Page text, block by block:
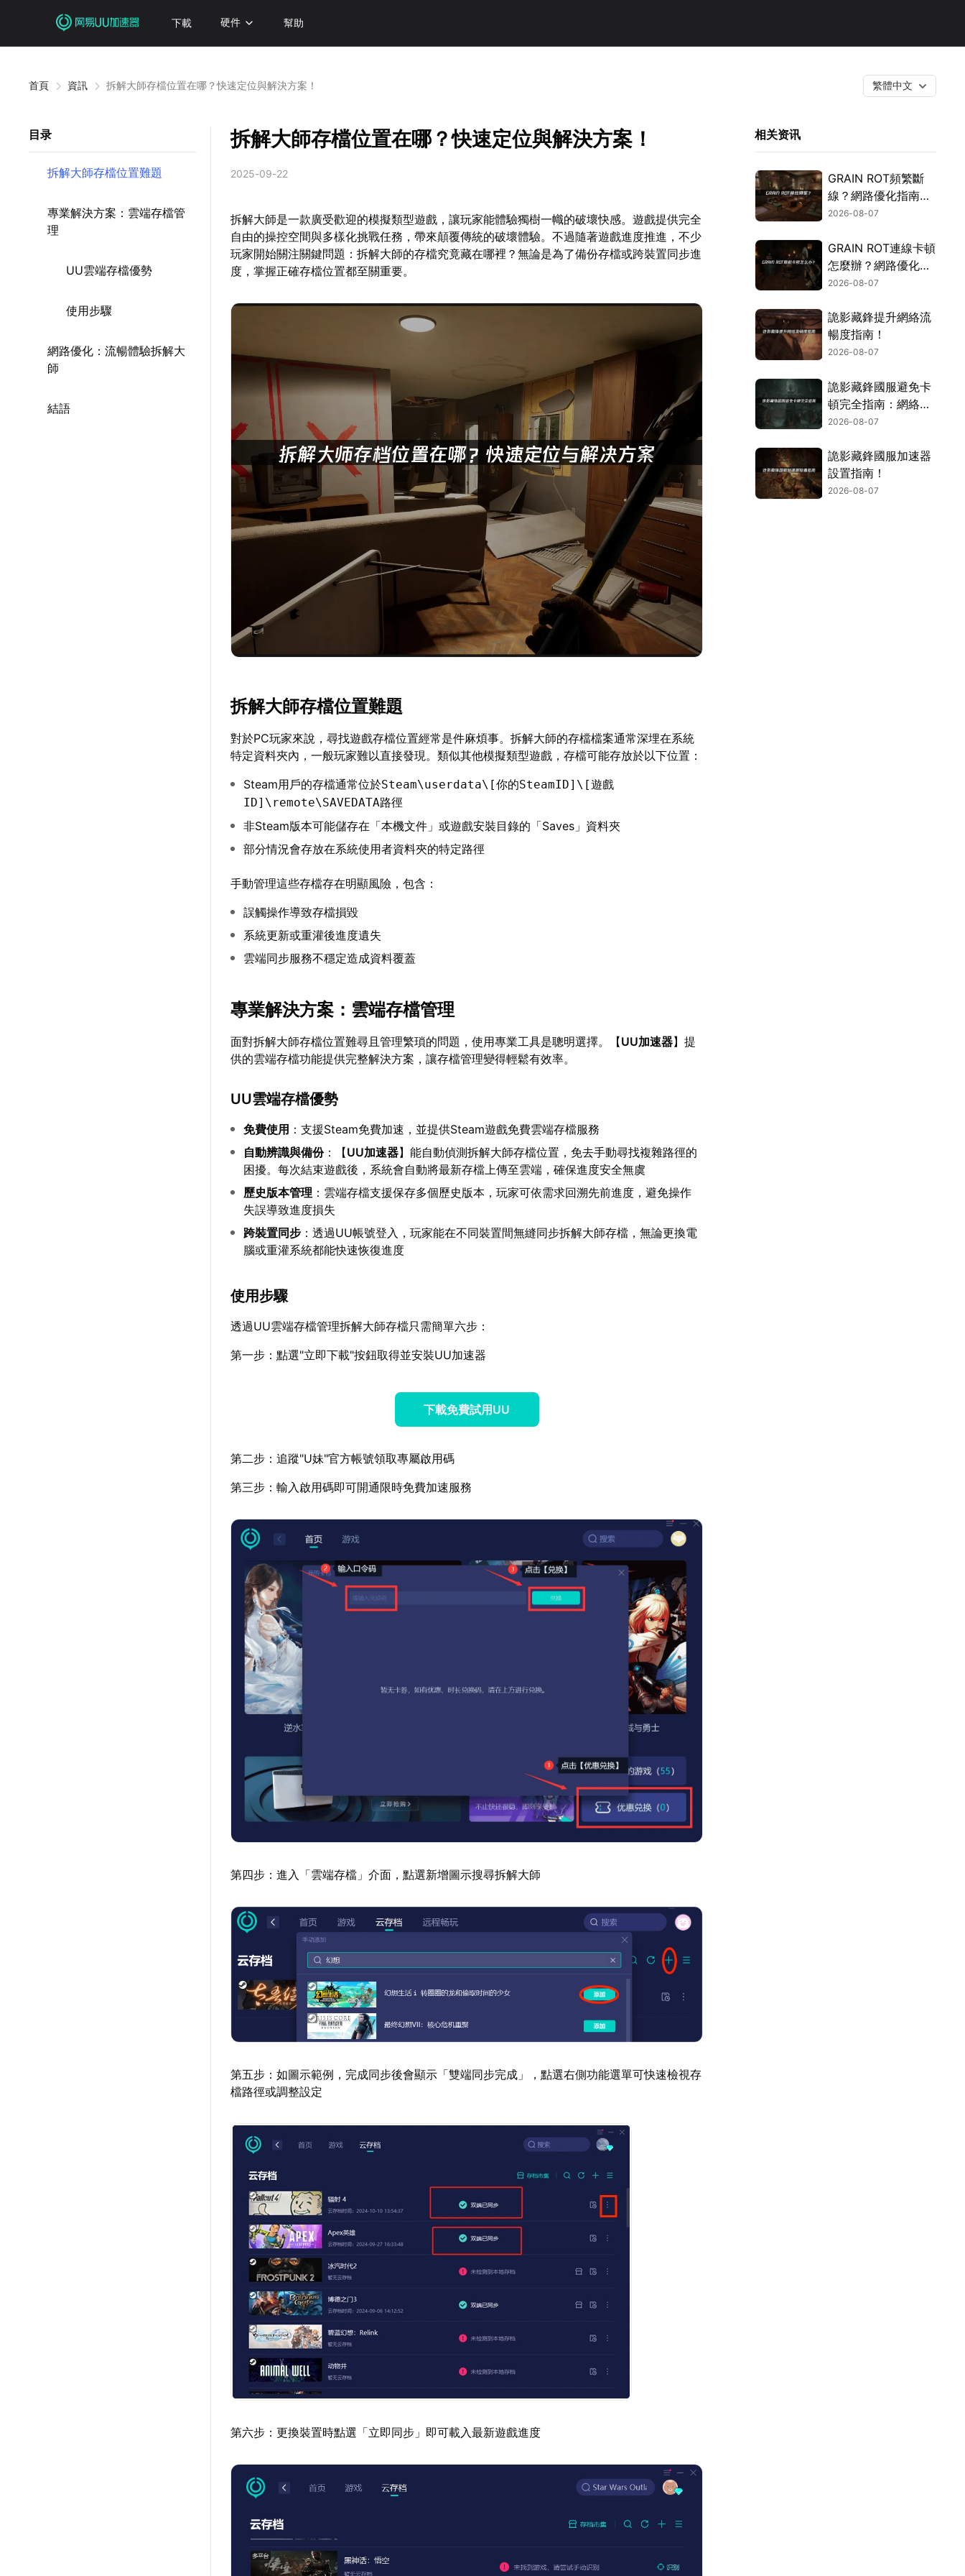
下載 硬件 幫助
首頁 資訊 拆解大師存檔位置在哪？快速定位與解決方案！ 繁體中文
目录
拆解大師存檔位置難題
專業解決方案：雲端存檔管
理
UU雲端存檔優勢
使用步驟
網路優化：流暢體驗拆解大
師
結語
拆解大師存檔位置在哪？快速定位與解決方案！
2025-09-22
拆解大師是一款廣受歡迎的模擬類型遊戲，讓玩家能體驗獨樹一幟的破壞快感。遊戲提供完全
自由的操控空間與多樣化挑戰任務，帶來顛覆傳統的破壞體驗。不過隨著遊戲進度推進，不少
玩家開始關注關鍵問題：拆解大師的存檔究竟藏在哪裡？無論是為了備份存檔或跨裝置同步進
度，掌握正確存檔位置都至關重要。
拆解大師存檔位置難題
對於PC玩家來說，尋找遊戲存檔位置經常是件麻煩事。拆解大師的存檔檔案通常深埋在系統
特定資料夾內，一般玩家難以直接發現。類似其他模擬類型遊戲，存檔可能存放於以下位置：
Steam用戶的存檔通常位於Steam\userdata\[你的SteamID]\[遊戲
ID]\remote\SAVEDATA路徑
非Steam版本可能儲存在「本機文件」或遊戲安裝目錄的「Saves」資料夾
部分情況會存放在系統使用者資料夾的特定路徑
手動管理這些存檔存在明顯風險，包含：
誤觸操作導致存檔損毀
系統更新或重灌後進度遺失
雲端同步服務不穩定造成資料覆蓋
專業解決方案：雲端存檔管理
面對拆解大師存檔位置難尋且管理繁瑣的問題，使用專業工具是聰明選擇。【UU加速器】提
供的雲端存檔功能提供完整解決方案，讓存檔管理變得輕鬆有效率。
UU雲端存檔優勢
免費使用 ：支援Steam免費加速，並提供Steam遊戲免費雲端存檔服務
自動辨識與備份：【UU加速器】能自動偵測拆解大師存檔位置，免去手動尋找複雜路徑的
困擾。每次結束遊戲後，系統會自動將最新存檔上傳至雲端，確保進度安全無虞
歷史版本管理 ：雲端存檔支援保存多個歷史版本，玩家可依需求回溯先前進度，避免操作
失誤導致進度損失
跨裝置同步 ：透過UU帳號登入，玩家能在不同裝置間無縫同步拆解大師存檔，無論更換電
腦或重灌系統都能快速恢復進度
使用步驟
透過UU雲端存檔管理拆解大師存檔只需簡單六步：
第一步：點選"立即下載"按鈕取得並安裝UU加速器
下載免費試用UU
第二步：追蹤"U妹"官方帳號領取專屬啟用碼
第三步：輸入啟用碼即可開通限時免費加速服務
第四步：進入「雲端存檔」介面，點選新增圖示搜尋拆解大師
第五步：如圖示範例，完成同步後會顯示「雙端同步完成」，點選右側功能選單可快速檢視存
檔路徑或調整設定
第六步：更換裝置時點選「立即同步」即可載入最新遊戲進度
相关资讯
GRAIN ROT頻繁斷
線？網路優化指南一
次搞定！
2026-08-07
GRAIN ROT連線卡頓
怎麼辦？網路優化這
樣解決！
2026-08-07
詭影藏鋒提升網絡流
暢度指南！
2026-08-07
詭影藏鋒國服避免卡
頓完全指南：網絡優
化與解決技巧！
2026-08-07
詭影藏鋒國服加速器
設置指南！
2026-08-07